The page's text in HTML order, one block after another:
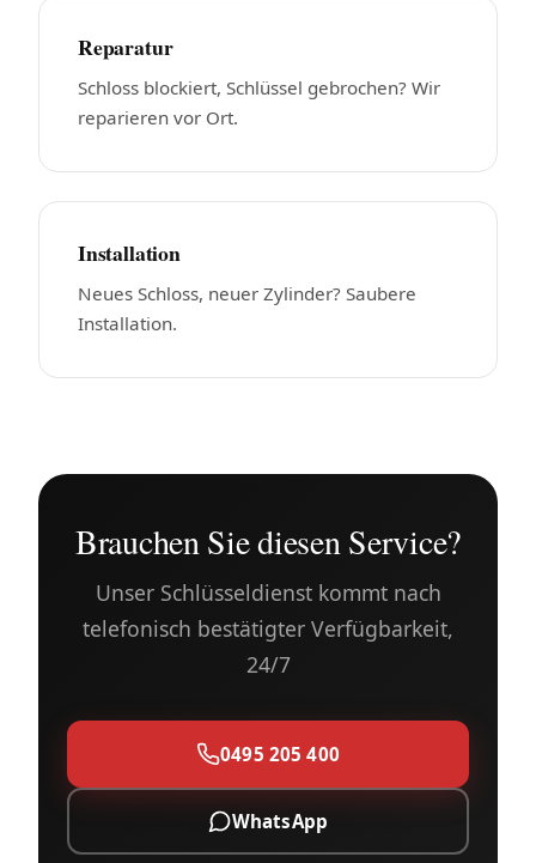
Reparatur
Schloss blockiert, Schlüssel gebrochen? Wir
reparieren vor Ort.
Installation
Neues Schloss, neuer Zylinder? Saubere
Installation.
Brauchen Sie diesen Service?
Unser Schlüsseldienst kommt nach
telefonisch bestätigter Verfügbarkeit,
24/7
0495 205 400
WhatsApp